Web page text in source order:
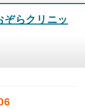
ぞらクリニッ